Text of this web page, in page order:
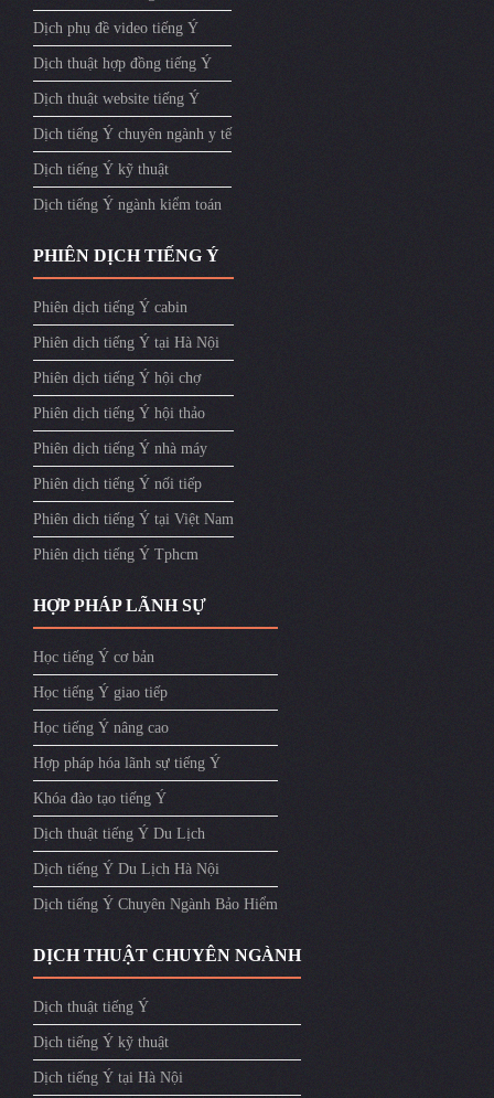
Dịch phụ đề video tiếng Ý
Dịch thuật hợp đồng tiếng Ý
Dịch thuật website tiếng Ý
Dịch tiếng Ý chuyên ngành y tế
Dịch tiếng Ý kỹ thuật
Dịch tiếng Ý ngành kiểm toán
PHIÊN DỊCH TIẾNG Ý
Phiên dịch tiếng Ý cabin
Phiên dịch tiếng Ý tại Hà Nội
Phiên dịch tiếng Ý hội chợ
Phiên dịch tiếng Ý hội thảo
Phiên dịch tiếng Ý nhà máy
Phiên dịch tiếng Ý nối tiếp
Phiên dich tiếng Ý tại Việt Nam
Phiên dịch tiếng Ý Tphcm
HỢP PHÁP LÃNH SỰ
Học tiếng Ý cơ bản
Học tiếng Ý giao tiếp
Học tiếng Ý nâng cao
Hợp pháp hóa lãnh sự tiếng Ý
Khóa đào tạo tiếng Ý
Dịch thuật tiếng Ý Du Lịch
Dịch tiếng Ý Du Lịch Hà Nội
Dịch tiếng Ý Chuyên Ngành Bảo Hiểm
DỊCH THUẬT CHUYÊN NGÀNH
Dịch thuật tiếng Ý
Dịch tiếng Ý kỹ thuật
Dịch tiếng Ý tại Hà Nội